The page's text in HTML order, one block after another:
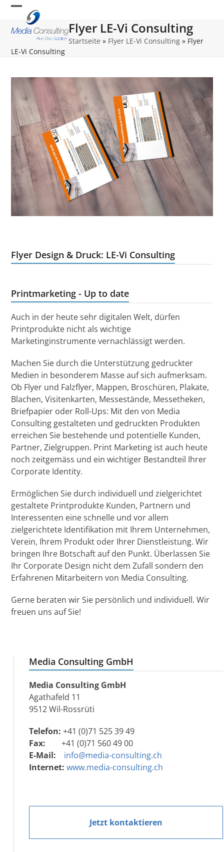
Skip
content
Open
mobile
menu
Close
mobile
menu
Flyer LE-Vi Consulting
Startseite » Flyer LE-Vi Consulting» Flyer
LE-Vi Consulting
Flyer Design & Druck: LE-Vi Consulting
Printmarketing - Up to date
Auch in der heute sehr digitalen Welt, dürfen
Printprodukte nicht als wichtige
Marketinginstrumente vernachlässigt werden.
Machen Sie durch die Unterstützung gedruckter
Medien in besonderem Masse auf sich aufmerksam.
Ob Flyer und Falzflyer, Mappen, Broschüren, Plakate,
Blachen, Visitenkarten, Messestände, Messetheken,
Briefpapier oder Roll-Ups: Mit den von Media
Consulting gestalteten und gedruckten Produkten
erreichen Sie bestehende und potentielle Kunden,
Partner, Zielgruppen. Print Marketing ist auch heute
noch zeitgemäss und ein wichtiger Bestandteil Ihrer
Corporate Identity.
Ermöglichen Sie durch individuell und zielgerichtet
gestaltete Printprodukte Kunden, Partnern und
Interessenten eine schnelle und vor allem
zielgerichtete Identifikation mit Ihrem Unternehmen,
Verein, Ihrem Produkt oder Ihrer Dienstleistung. Wir
bringen Ihre Botschaft auf den Punkt. Überlassen Sie
Ihr Corporate Design nicht dem Zufall sondern den
Erfahrenen Mitarbeitern von Media Consulting.
Gerne beraten wir Sie persönlich und individuell. Wir
freuen uns auf Sie!
Media Consulting GmbH
Media Consulting GmbH
Agathafeld 11
9512 Wil-Rossrüti
Telefon: +41 (0)71 525 39 49
Fax: +41 (0)71 560 49 00
E-Mail:
info@media-consulting.ch
Internet: www.media-consulting.ch
Jetzt kontaktieren